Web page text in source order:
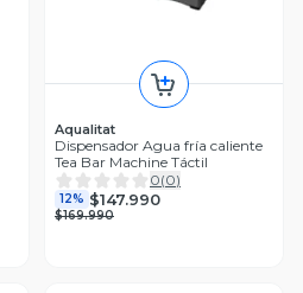
Aqualitat
Dispensador Agua fría caliente
Tea Bar Machine Táctil
0(0)
12% $147.990
$169.990